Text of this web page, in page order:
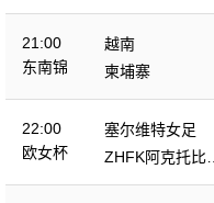
21:00
东南锦
越南
柬埔寨
22:00
欧女杯
塞尔维特女足
ZHFK阿克托比女
足